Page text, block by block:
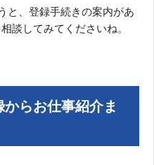
と、登録手続きの案内があ
談してみてくださいね。
らお仕事紹介ま